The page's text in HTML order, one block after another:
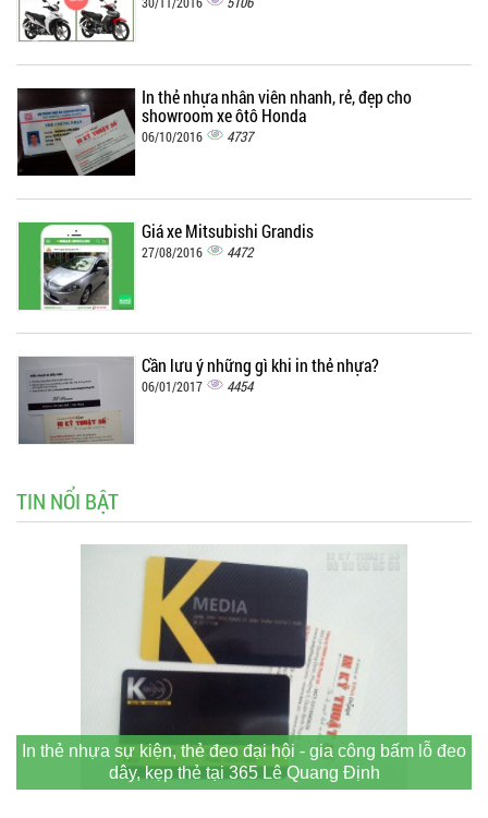
In thẻ nhựa nhân viên nhanh, rẻ, đẹp cho
showroom xe ôtô Honda
06/10/2016 4737
Giá xe Mitsubishi Grandis
27/08/2016 4472
Cần lưu ý những gì khi in thẻ nhựa?
06/01/2017 4454
TIN NỔI BẬT
In thẻ nhựa sự kiện, thẻ đeo đại hội - gia công bấm lỗ đeo
dây, kẹp thẻ tại 365 Lê Quang Định